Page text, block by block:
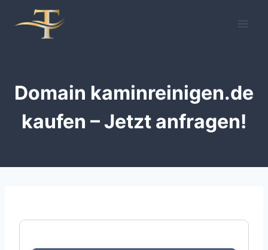
Inhalt
Domain kaminreinigen.de
kaufen – Jetzt anfragen!